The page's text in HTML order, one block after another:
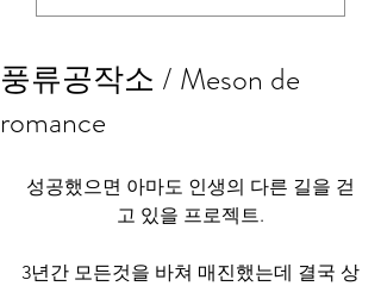
풍류공작소 / Meson de
romance
성공했으면 아마도 인생의 다른 길을 걷
고 있을 프로젝트.
3년간 모든것을 바쳐 매진했는데 결국 상